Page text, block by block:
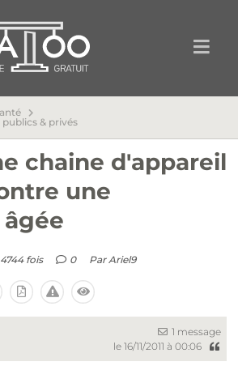
& privés
chaine d'appareil
une
fois 0 ParAriel9
1 message
le 16/11/2011 à 00:06